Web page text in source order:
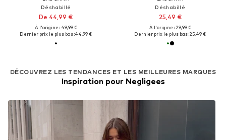
Déshabillé
De 44,99 €
À l'origine : 49,99 €
Dernier prix le plus bas :44,99 €
Déshabillé
25,49 €
À l'origine : 29,99 €
Dernier prix le plus bas :25,49 €
DÉCOUVREZ LES TENDANCES ET LES MEILLEURES MARQUES
Inspiration pour Negligees